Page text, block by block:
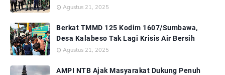
Agustus 21, 2025
Berkat TMMD 125 Kodim 1607/Sumbawa,
Desa Kalabeso Tak Lagi Krisis Air Bersih
Agustus 21, 2025
AMPI NTB Ajak Masyarakat Dukung Penuh